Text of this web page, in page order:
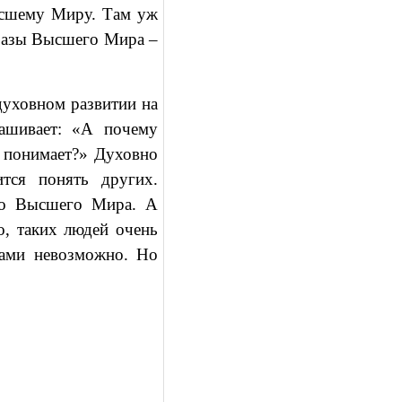
Миру. Там уж
Высшего Мира –
развитии на
«А почему
Духовно
понять других.
Высшего Мира. А
таких людей очень
невозможно. Но